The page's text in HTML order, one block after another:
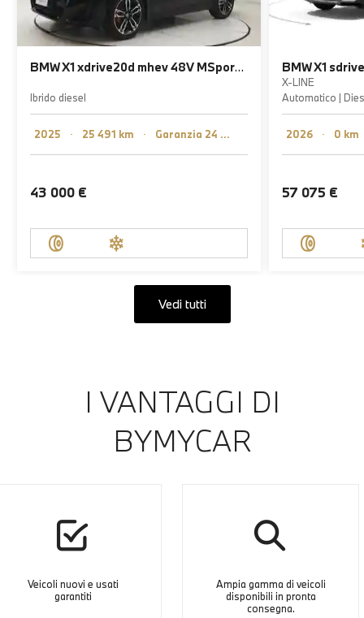
BMWX1 xdrive20d mhev 48V MSport Pro auto
Ibrido diesel
2025 ･ 25 491 km ･ Garanzia 24 mese
43 000 €
BMWX1
X-LINE
Automatico |
2026 ･ 0 km
57 075 €
Vedi tutti
I VANTAGGI DI
BYMYCAR
Veicoli nuovi e usati
garantiti
Ampia gamma di veicoli
disponibili in pronta
consegna.